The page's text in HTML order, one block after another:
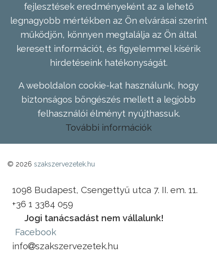
fejlesztések eredményeként az a lehető
legnagyobb mértékben az Ön elvárásai szerint
működjön, könnyen megtalálja az Ön által
keresett információt, és figyelemmel kísérik
hirdetéseink hatékonyságát.
A weboldalon cookie-kat használunk, hogy
biztonságos böngészés mellett a legjobb
felhasználói élményt nyújthassuk.
További információk
© 2026 szakszervezetek.hu
1098 Budapest, Csengettyű utca 7. II. em. 11.
+36 1 3384 059
Jogi tanácsadást nem vállalunk!
Facebook
info
szakszervezetek.hu